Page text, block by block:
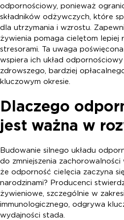
odpornościowy, ponieważ
składników odżywczych, które
dla utrzymania i wzrostu.
żywienia pomaga cielętom lepiej
stresorami. Ta uwaga
wspiera ich układ
zdrowszego, bardziej
kluczowym okresie.
Dlaczego
jest ważna w
Budowanie silnego układu
do zmniejszenia
że odporność cielęcia zaczyna
narodzinami? Producenci
żywieniowe, szczególnie w
immunologicznego, odgrywa
wydajności stada.